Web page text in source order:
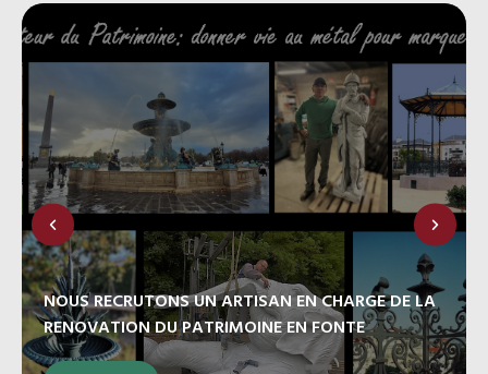
NOUS RECRUTONS UN ARTISAN EN CHARGE DE LA
RENOVATION DU PATRIMOINE EN FONTE